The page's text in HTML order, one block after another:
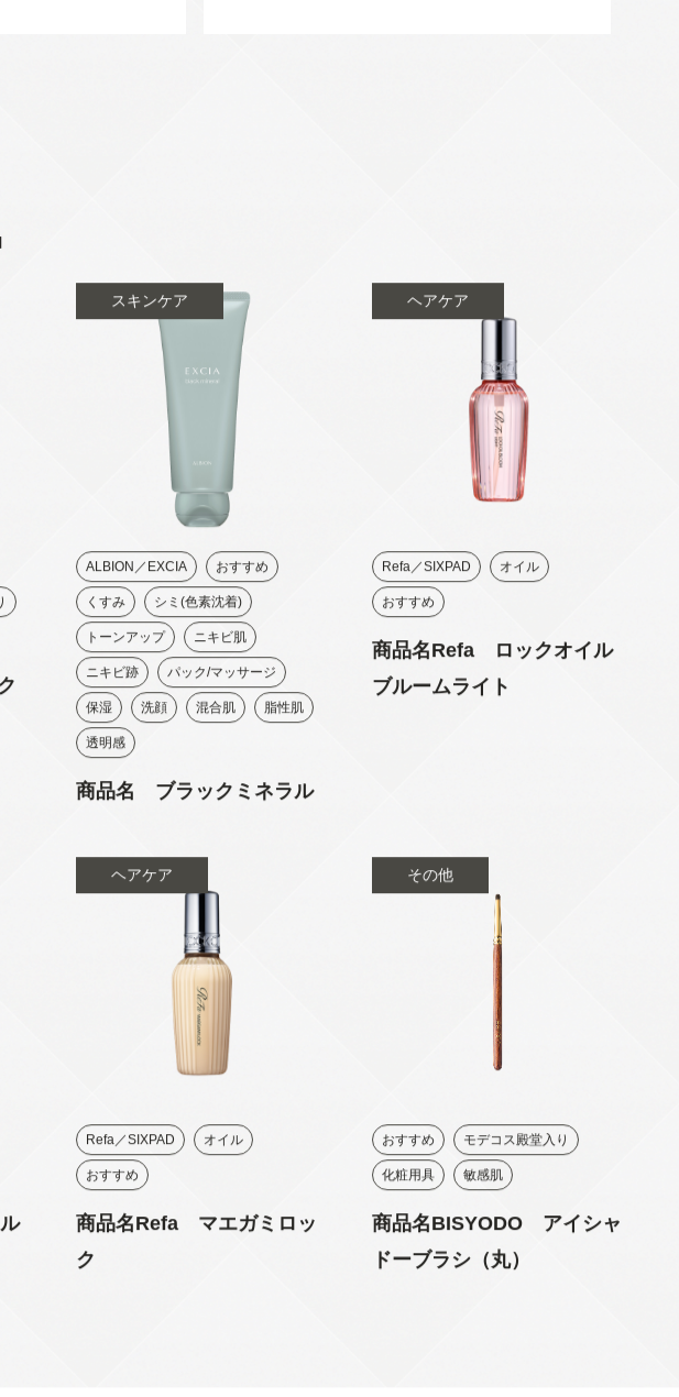
スキンケア
ALBION／EXCIA おすすめ
くすみ シミ(色素沈着)
トーンアップ ニキビ肌
ニキビ跡 パック/マッサージ
保湿 洗顔 混合肌 脂性肌
透明感
商品名 ブラックミネラル
ヘアケア
Refa／SIXPAD オイル
おすすめ
商品名Refa ロックオイル
ブルームライト
ヘアケア
Refa／SIXPAD オイル
おすすめ
商品名Refa マエガミロッ
ク
その他
おすすめ モデコス殿堂入り
化粧用具 敏感肌
商品名BISYODO アイシャ
ドーブラシ（丸）